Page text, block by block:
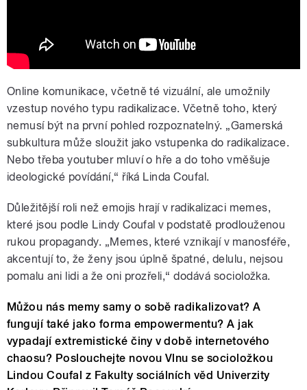
Online komunikace, včetně té vizuální, ale umožnily
vzestup nového typu radikalizace. Včetně toho, který
nemusí být na první pohled rozpoznatelný. „Gamerská
subkultura může sloužit jako vstupenka do radikalizace.
Nebo třeba youtuber mluví o hře a do toho vměšuje
ideologické povídání,“ říká Linda Coufal.
Důležitější roli než emojis hrají v radikalizaci memes,
které jsou podle Lindy Coufal v podstatě prodlouženou
rukou propagandy. „Memes, které vznikají v manosféře,
akcentují to, že ženy jsou úplně špatné, delulu, nejsou
pomalu ani lidi a že oni prozřeli,“ dodává socioložka.
Můžou nás memy samy o sobě radikalizovat? A
fungují také jako forma empowermentu? A jak
vypadají extremistické činy v době internetového
chaosu? Poslouchejte novou Vlnu se socioložkou
Lindou Coufal z Fakulty sociálních věd Univerzity